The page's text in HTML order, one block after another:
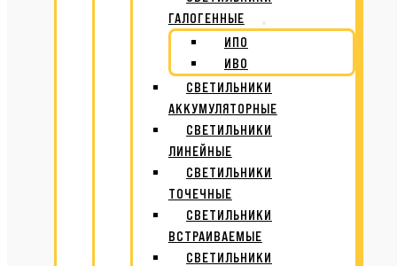
ГАЛОГЕННЫЕ
ИПО
ИВО
СВЕТИЛЬНИКИ
АККУМУЛЯТОРНЫЕ
СВЕТИЛЬНИКИ
ЛИНЕЙНЫЕ
СВЕТИЛЬНИКИ
ТОЧЕЧНЫЕ
СВЕТИЛЬНИКИ
ВСТРАИВАЕМЫЕ
СВЕТИЛЬНИКИ